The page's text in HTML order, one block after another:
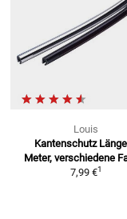
Louis
Kantenschutz
Meter, verschiedene
7,99 €1